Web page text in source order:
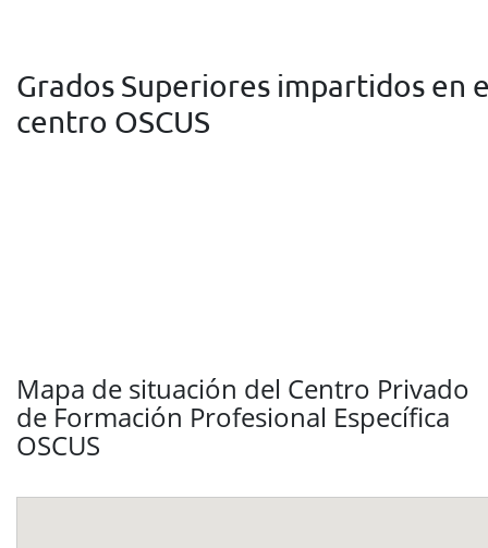
Grados Superiores impartidos en
centro OSCUS
Mapa de situación del Centro Privado
de Formación Profesional Específica
OSCUS